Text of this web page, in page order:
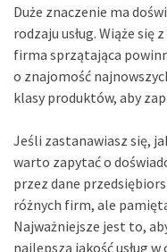
Duże znaczenie ma
rodzaju usług. Wiąże
firma sprzątająca
o znajomość
klasy produktów, aby
Jeśli zastanawiasz się,
warto zapytać o
przez dane
różnych firm, ale
Najważniejsze jest to,
najlepszą jakość usług